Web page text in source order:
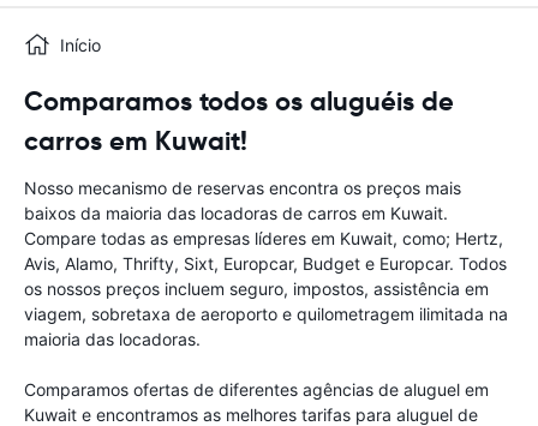
Início
Comparamos todos os aluguéis de
carros em Kuwait!
Nosso mecanismo de reservas encontra os preços mais
baixos da maioria das locadoras de carros em Kuwait.
Compare todas as empresas líderes em Kuwait, como; Hertz,
Avis, Alamo, Thrifty, Sixt, Europcar, Budget e Europcar. Todos
os nossos preços incluem seguro, impostos, assistência em
viagem, sobretaxa de aeroporto e quilometragem ilimitada na
maioria das locadoras.
Comparamos ofertas de diferentes agências de aluguel em
Kuwait e encontramos as melhores tarifas para aluguel de